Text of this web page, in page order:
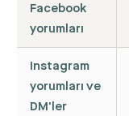
Facebook
yorumları
Instagram
yorumları ve
DM'ler